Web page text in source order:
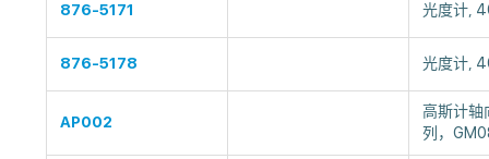
876-5171 光度计,
876-5178 光度计,
AP002
高斯计轴
列，